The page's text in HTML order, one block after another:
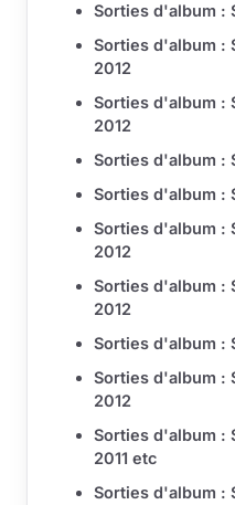
Sorties d'album :
Sorties d'album :
2012
Sorties d'album :
2012
Sorties d'album :
Sorties d'album :
Sorties d'album :
2012
Sorties d'album :
2012
Sorties d'album :
Sorties d'album :
2012
Sorties d'album :
2011 etc
Sorties d'album :